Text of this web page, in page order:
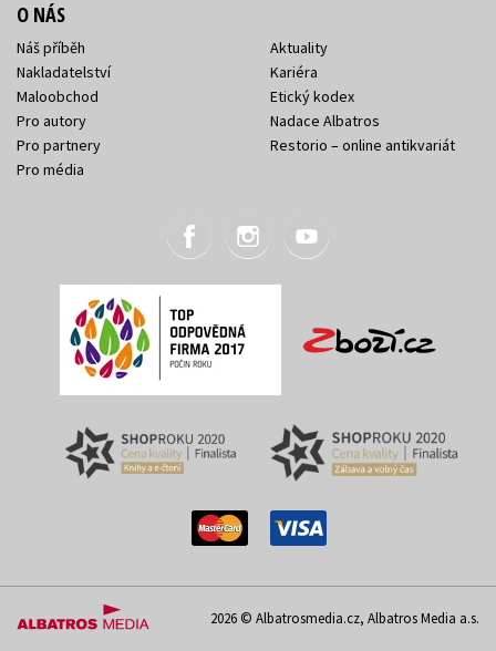
O NÁS
Náš příběh
Nakladatelství
Maloobchod
Pro autory
Pro partnery
Pro média
Aktuality
Kariéra
Etický kodex
Nadace Albatros
Restorio – online antikvariát
2026 © Albatrosmedia.cz, Albatros Media a.s.